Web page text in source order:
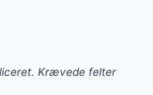
Krævede felter